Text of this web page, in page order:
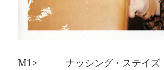
M1> ナッシング・ステイズ